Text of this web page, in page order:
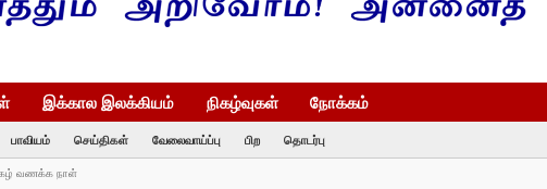
இக்கால இலக்கியம் நிகழ்வுகள் நோக்கம்
பாவியம் செய்திகள் வேலைவாய்ப்பு பிற தொடர்பு
வணக்க நாள்